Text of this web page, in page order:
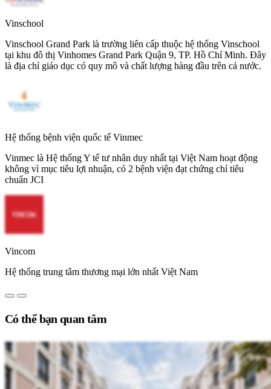
Vinschool
Vinschool Grand Park là trường liên cấp thuộc hệ thống Vinschool
tại khu đô thị Vinhomes Grand Park Quận 9, TP. Hồ Chí Minh. Đây
là địa chỉ giáo dục có quy mô và chất lượng hàng đầu trên cả nước.
Hệ thống bệnh viện quốc tế Vinmec
Vinmec là Hệ thống Y tế tư nhân duy nhất tại Việt Nam hoạt động
không vì mục tiêu lợi nhuận, có 2 bệnh viện đạt chứng chỉ tiêu
chuẩn JCI
Vincom
Hệ thống trung tâm thương mại lớn nhất Việt Nam
Có thể bạn quan tâm